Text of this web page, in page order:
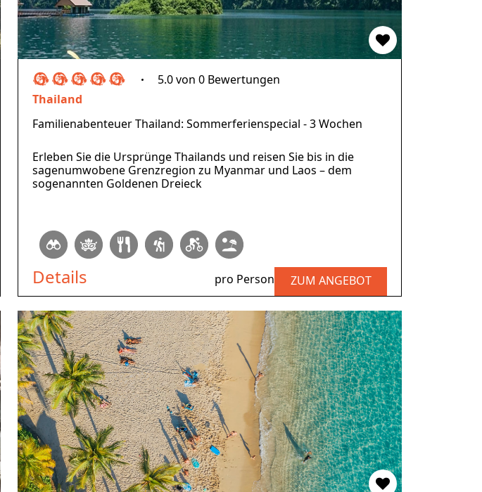
5.0 von 0 Bewertungen
Thailand
Familienabenteuer Thailand: Sommerferienspecial - 3 Wochen
Erleben Sie die Ursprünge Thailands und reisen Sie bis in die
sagenumwobene Grenzregion zu Myanmar und Laos – dem
sogenannten Goldenen Dreieck
Details pro Person ZUM ANGEBOT